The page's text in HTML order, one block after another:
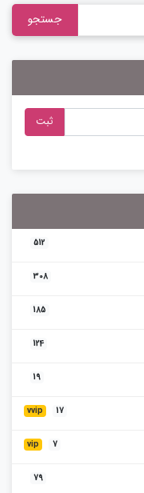
جستجو
ثبت
512
308
185
124
19
vvip 17
vip 7
79